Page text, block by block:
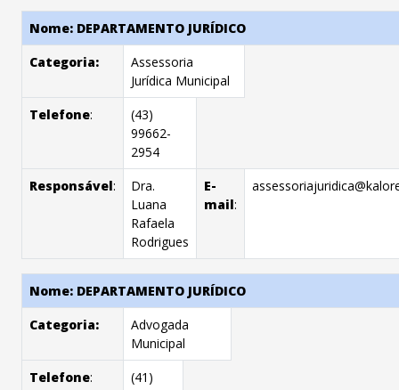
Nome: DEPARTAMENTO JURÍDICO
Categoria:
Assessoria
Jurídica Municipal
Telefone:
(43)
99662-
2954
Responsável:
Dra.
Luana
Rafaela
Rodrigues
E-
mail:
Nome: DEPARTAMENTO JURÍDICO
Categoria:
Advogada
Municipal
Telefone:
(41)